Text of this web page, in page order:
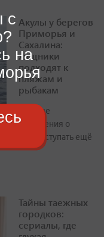
Акулы у берегов
Приморья и
Сахалина:
хищники
подходят к
пляжам и
рыбакам
Первые
сообщения о
начали поступать ещё
Тайны таежных
городков:
сериалы, где
с
на